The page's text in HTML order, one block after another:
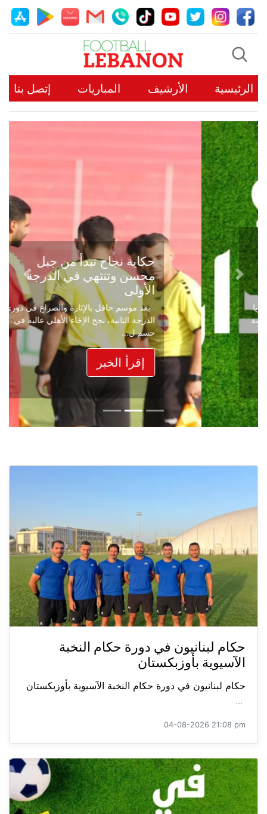
الرئيسية الأرشيف المباريات إتصل بنا
حكاية نجاح تبدأ من جبل
محسن وتنتهي في الدرجة
الأولى
بعد موسم حافل بالإثارة والصراع في دوري
الدرجة الثانية، نجح الإخاء الأهلي عاليه في
حسم ل...
إقرأ الخبر
Previous
Next
حكام لبنانيون في دورة حكام النخبة
الآسيوية بأوزبكستان
حكام لبنانيون في دورة حكام النخبة الآسيوية بأوزبكستان
...
04-08-2026 21:08 pm